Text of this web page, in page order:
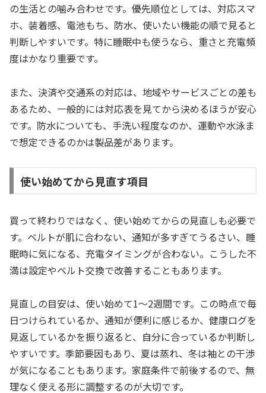
の生活との噛み合わせです。優先順位としては、対応スマ
ホ、装着感、電池もち、防水、使いたい機能の順で見ると
判断しやすいです。特に睡眠中も使うなら、重さと充電頻
度はかなり重要です。
また、決済や交通系の対応は、地域やサービスごとの差も
あるため、一般的には対応表を見てから決めるほうが安心
です。防水についても、手洗い程度なのか、運動や水泳ま
で想定できるのかは製品差があります。
使い始めてから見直す項目
買って終わりではなく、使い始めてからの見直しも必要で
す。ベルトが肌に合わない、通知が多すぎてうるさい、睡
眠時に気になる、充電タイミングが合わない。こうした不
満は設定やベルト交換で改善することもあります。
見直しの目安は、使い始めて1〜2週間です。この時点で毎
日つけられているか、通知が便利に感じるか、健康ログを
見返しているかを振り返ると、自分に合っているか判断し
やすいです。季節要因もあり、夏は蒸れ、冬は袖との干渉
が気になることもあります。家庭条件で前後するので、無
理なく使える形に調整するのが大切です。